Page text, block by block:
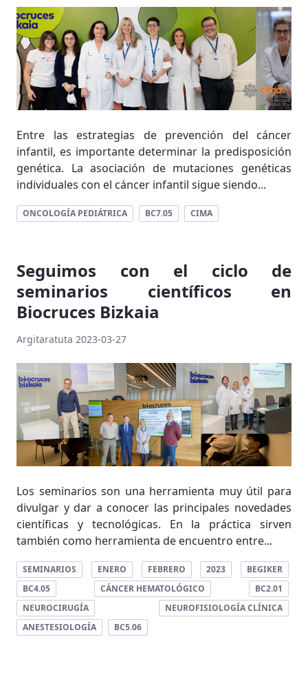
Entre las estrategias de prevención del cáncer
infantil, es importante determinar la predisposición
genética. La asociación de mutaciones genéticas
individuales con el cáncer infantil sigue siendo...
ONCOLOGÍA PEDIÁTRICA BC7.05 CIMA
Seguimos con el ciclo de
seminarios científicos en
Biocruces Bizkaia
Argitaratuta 2023-03-27
Los seminarios son una herramienta muy útil para
divulgar y dar a conocer las principales novedades
científicas y tecnológicas. En la práctica sirven
también como herramienta de encuentro entre...
SEMINARIOS ENERO FEBRERO 2023
BEGIKER
BC4.05
CÁNCER HEMATOLÓGICO
BC2.01
NEUROCIRUGÍA
NEUROFISIOLOGÍA CLÍNICA
ANESTESIOLOGÍA
BC5.06